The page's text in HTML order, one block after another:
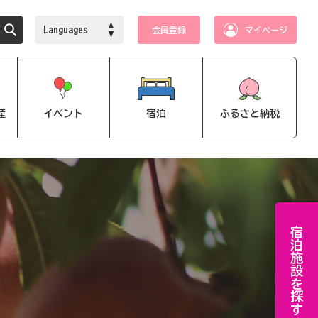
Languages 会員登録 マイページ
イベント 宿泊 ふるさと納税
宿泊施設を探す